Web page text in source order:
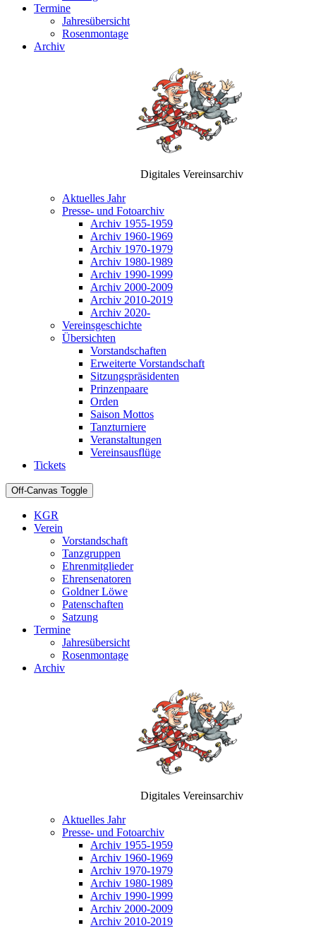
Termine
Jahresübersicht
Rosenmontage
Archiv
Digitales Vereinsarchiv
Aktuelles Jahr
Presse- und Fotoarchiv
Archiv 1955-1959
Archiv 1960-1969
Archiv 1970-1979
Archiv 1980-1989
Archiv 1990-1999
Archiv 2000-2009
Archiv 2010-2019
Archiv 2020-
Vereinsgeschichte
Übersichten
Vorstandschaften
Erweiterte Vorstandschaft
Sitzungspräsidenten
Prinzenpaare
Orden
Saison Mottos
Tanzturniere
Veranstaltungen
Vereinsausflüge
Tickets
Off-Canvas Toggle
KGR
Verein
Vorstandschaft
Tanzgruppen
Ehrenmitglieder
Ehrensenatoren
Goldner Löwe
Patenschaften
Satzung
Termine
Jahresübersicht
Rosenmontage
Archiv
Digitales Vereinsarchiv
Aktuelles Jahr
Presse- und Fotoarchiv
Archiv 1955-1959
Archiv 1960-1969
Archiv 1970-1979
Archiv 1980-1989
Archiv 1990-1999
Archiv 2000-2009
Archiv 2010-2019